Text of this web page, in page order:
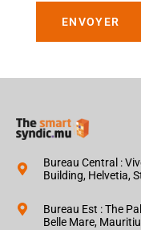
ENVOYER
Bureau Central :
Building, Helvetia,
Bureau Est : The
Belle Mare,